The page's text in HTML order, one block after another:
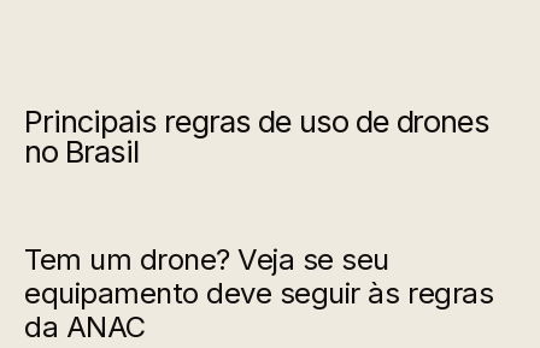
Principais regras de uso de drones
no Brasil
Tem um drone? Veja se seu
equipamento deve seguir às regras
da ANAC